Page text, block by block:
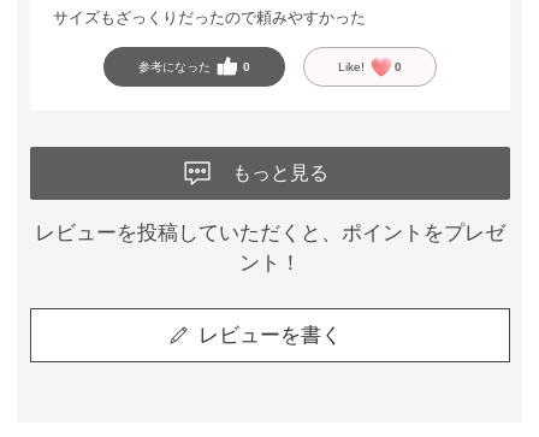
サイズもざっくりだったので頼みやすかった
参考になった 0 Like! 0
もっと見る
レビューを投稿していただくと、ポイントをプレゼ
ント！
レビューを書く